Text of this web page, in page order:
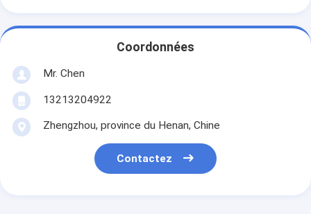
Coordonnées
Mr. Chen
13213204922
Zhengzhou, province du Henan, Chine
Contactez